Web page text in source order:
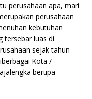
perusahaan apa, mari
perusahaan
kebutuhan
tersebar luas di
sejak tahun
Kota /
berupa